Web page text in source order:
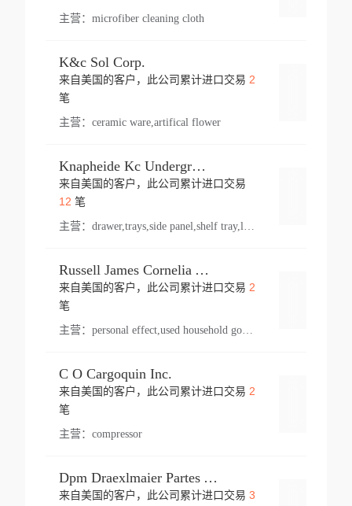
主营： microfiber cleaning cloth
K&c Sol Corp.
来自美国的客户，此公司累计进口交易 2
笔
主营： ceramic ware,artifical flower
Knapheide Kc Underground
来自美国的客户，此公司累计进口交易
12 笔
主营：
Russell James Cornelia Arlington Va
来自美国的客户，此公司累计进口交易 2
笔
主营： personal effect,used household goods
C O Cargoquin Inc.
来自美国的客户，此公司累计进口交易 2
笔
主营： compressor
Dpm Draexlmaier Partes Automotrices Corr Ind Huejotzingo
来自美国的客户，此公司累计进口交易 3